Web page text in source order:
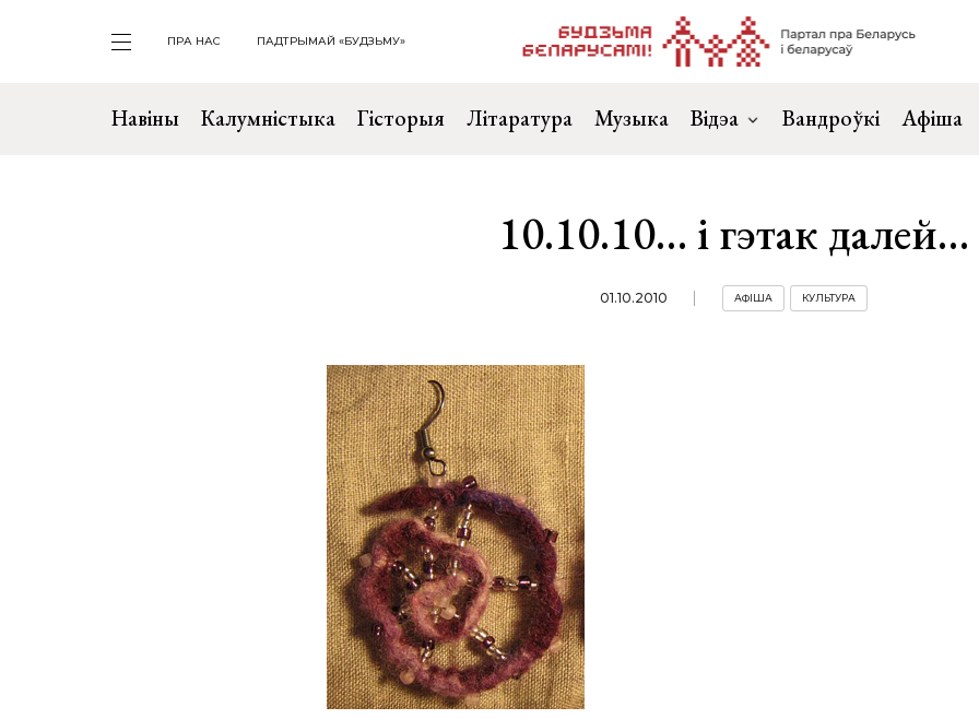
ПРА НАС ПАДТРЫМАЙ «БУДЗЬМУ»
Навіны Калумністыка Гісторыя Літаратура Музыка Відэа Вандроўкі Афіша
10.10.10… і гэтак далей…
01.10.2010 АФІША КУЛЬТУРА